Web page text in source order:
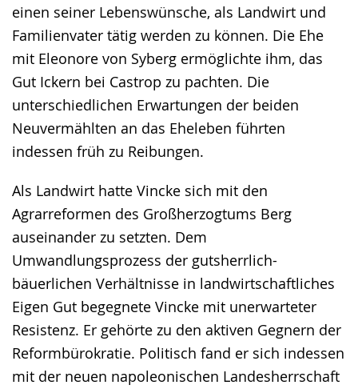
einen seiner Lebenswünsche, als Landwirt und
Familienvater tätig werden zu können. Die Ehe
mit Eleonore von Syberg ermöglichte ihm, das
Gut Ickern bei Castrop zu pachten. Die
unterschiedlichen Erwartungen der beiden
Neuvermählten an das Eheleben führten
indessen früh zu Reibungen.
Als Landwirt hatte Vincke sich mit den
Agrarreformen des Großherzogtums Berg
auseinander zu setzten. Dem
Umwandlungsprozess der gutsherrlich-
bäuerlichen Verhältnisse in landwirtschaftliches
Eigen Gut begegnete Vincke mit unerwarteter
Resistenz. Er gehörte zu den aktiven Gegnern der
Reformbürokratie. Politisch fand er sich indessen
mit der neuen napoleonischen Landesherrschaft